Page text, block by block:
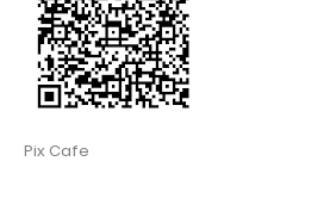
Pix Cafe